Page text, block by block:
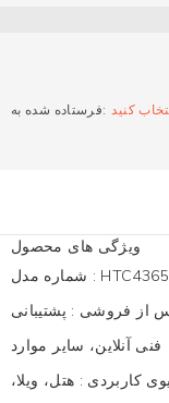
فرستاده شده به: کنید
ویژگی های محصول
:
از فروشی : پشتیبانی
فنی آنلاین، سایر موارد
کاربردی : هتل، ویلا،